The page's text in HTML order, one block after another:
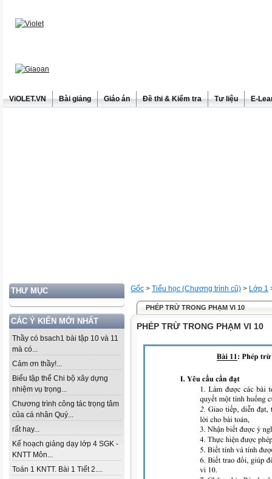
ViOLET.VN Bài giảng Giáo án Đề thi & Kiểm tra Tư liệu E-
THƯ MỤC
CÁC Ý KIẾN MỚI NHẤT
Thầy có bsach1 bài tập 10 và 11
mà có...
Cảm ơn thầy!...
Biểu tập thể Chi bộ xây dựng
nhiệm vụ trọng...
Chương trình công tác trọng tâm
của cá nhân Quý...
rất hay...
Kế hoạch giảng dạy lớp 4 SGK -
KNTT Môn...
Toán 1 KNTT. Bài 1 Tiết 2....
Gốc > Tiểu học (Chương trình cũ) > Lớp 1
PHÉP TRỪ TRONG PHẠM VI 10
PHÉP TRỪ TRONG PHẠM VI 10